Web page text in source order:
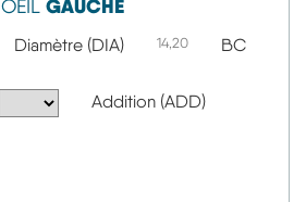
OEIL GAUCHE
Diamètre (DIA) 14,20 BC
Addition (ADD)